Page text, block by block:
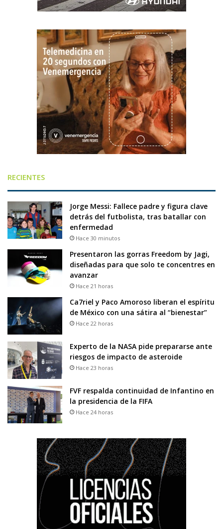
RECIENTES
Jorge Messi: Fallece padre y figura clave
detrás del futbolista, tras batallar con
enfermedad
Hace 30 minutos
Presentaron las gorras Freedom by Jagi,
diseñadas para que solo te concentres en
avanzar
Hace 21 horas
Ca7riel y Paco Amoroso liberan el espíritu
de México con una sátira al “bienestar”
Hace 22 horas
Experto de la NASA pide prepararse ante
riesgos de impacto de asteroide
Hace 23 horas
FVF respalda continuidad de Infantino en
la presidencia de la FIFA
Hace 24 horas